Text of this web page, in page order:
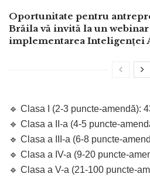
Oportunitate pentru
Brăila vă invită la un
implementarea Inteligenței
🔹 Clasa I (2-3 puncte-amendă):
🔹 Clasa a II-a (4-5 puncte-
🔹 Clasa a III-a (6-8 puncte-
🔹 Clasa a IV-a (9-20 puncte-
🔹 Clasa a V-a (21-100 puncte-